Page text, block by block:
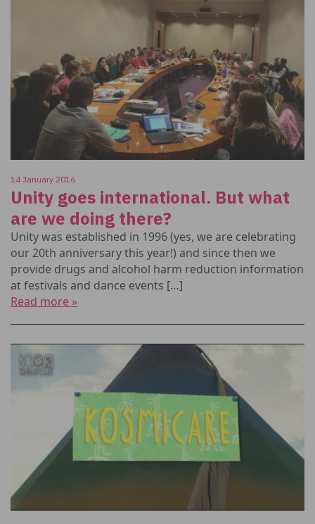
14 January 2016
Unity goes international. But what
are we doing there?
Unity was established in 1996 (yes, we are celebrating
our 20th anniversary this year!) and since then we
provide drugs and alcohol harm reduction information
at festivals and dance events […]
Read more »